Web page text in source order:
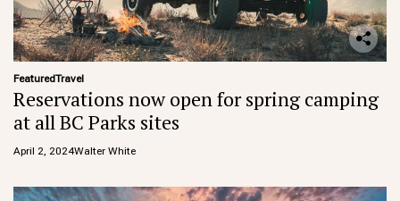
FeaturedTravel
Reservations now open for spring camping
at all BC Parks sites
April 2, 2024Walter White